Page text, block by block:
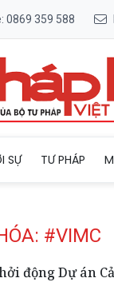
0869 359 588
SỰ TƯ PHÁP
#VIMC
động Dự án